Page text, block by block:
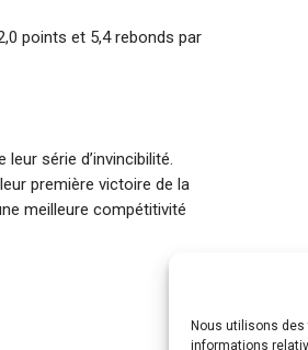
Nous utilisons
informations
points et 5,4 rebonds par
série d’invincibilité.
première victoire de la
meilleure compétitivité